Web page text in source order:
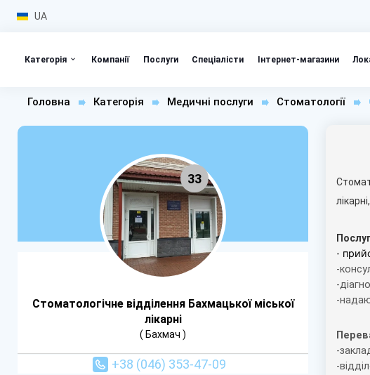
UA
Категорія Компанії Послуги Спеціалісти Інтернет-магазини
Головна Категорія Медичні послуги Стоматології
33
Стоматологічне відділення Бахмацької міської
лікарні
( Бахмач )
+38 (046) 353-47-09
-
-
-
-
-
-